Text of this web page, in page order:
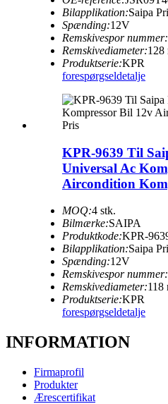
Bilapplikation:Saipa
Spænding:12V
Remskivespor nummer:
Remskivediameter:128
Produktserie:KPR
forespørgseldetalje
KPR-9639 Til
Universal Ac
Aircondition
MOQ:4 stk.
Bilmærke:SAIPA
Produktkode:KPR-
Bilapplikation:Saipa
Spænding:12V
Remskivespor nummer:
Remskivediameter:118
Produktserie:KPR
forespørgseldetalje
INFORMATION
Firmaprofil
Produkter
Ærescertifikat